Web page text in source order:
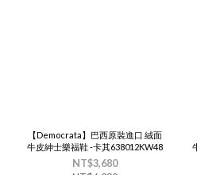
【Democrata】巴西原裝進口 絨面
牛皮紳士樂福鞋 -卡其638012KW48
NT$3,680